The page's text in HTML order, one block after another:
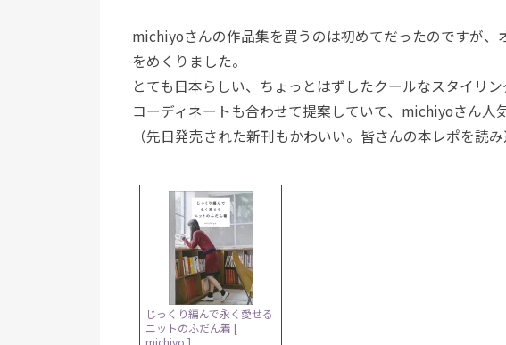
michiyoさんの作品集を買うのは初めてだったのですが、
をめくりました。
とても日本らしい、ちょっとはずしたクールなスタイリン
コーディネートも合わせて提案していて、michiyoさん人
（先日発売された新刊もかわいい。皆さんの本レポを読
じっくり編んで永く愛せる
ニットのふだん着 [